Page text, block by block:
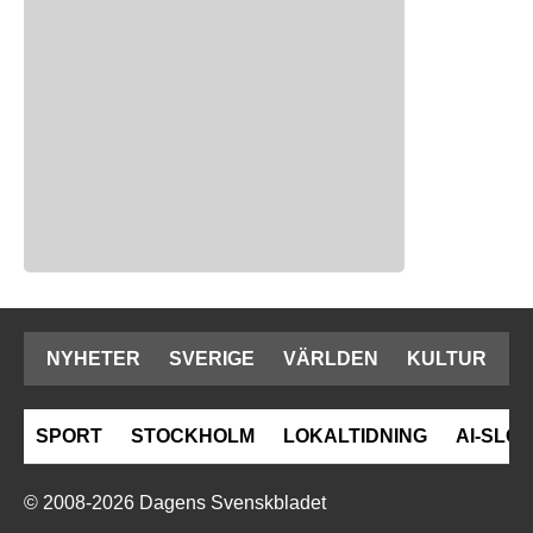
NYHETER SVERIGE VÄRLDEN KULTUR
SPORT STOCKHOLM LOKALTIDNING AI-SLOP
© 2008-2026 Dagens Svenskbladet